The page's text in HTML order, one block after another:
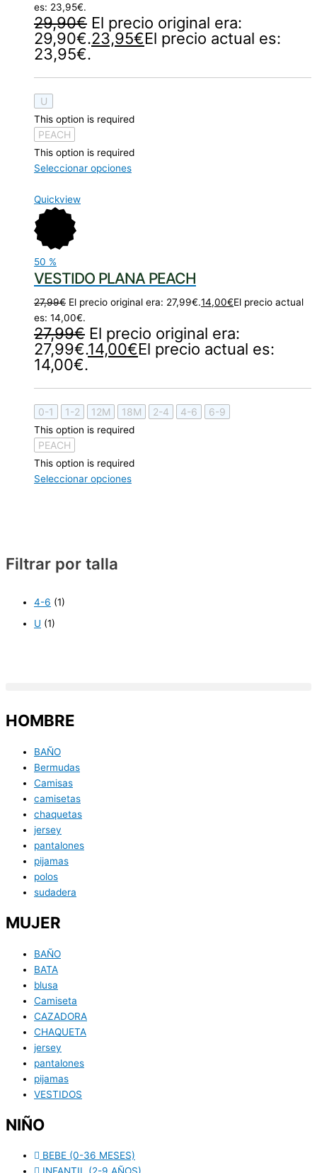
Filtrar por talla
4-6 (1)
U (1)
es: 23,95€.
29,90€ El precio original era:
29,90€.23,95€El precio actual es:
23,95€.
U
This option is required
PEACH
This option is required
Seleccionar opciones
Quickview
50 %
VESTIDO PLANA PEACH
27,99€ El precio original era: 27,99€.14,00€El precio actual
es: 14,00€.
27,99€ El precio original era:
27,99€.14,00€El precio actual es:
14,00€.
0-1 1-2 12M 18M 2-4 4-6 6-9
This option is required
PEACH
This option is required
Seleccionar opciones
HOMBRE
BAÑO
Bermudas
Camisas
camisetas
chaquetas
jersey
pantalones
pijamas
polos
sudadera
MUJER
BAÑO
BATA
blusa
Camiseta
CAZADORA
CHAQUETA
jersey
pantalones
pijamas
VESTIDOS
NIÑO
BEBE (0-36 MESES)